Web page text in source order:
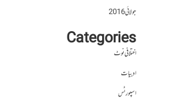
جولائی 2016
Categories
اختلافی نوٹ
ادبیات
اسپورٹس